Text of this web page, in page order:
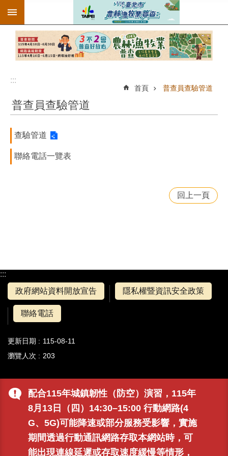
跳到主要內容區塊
配合115年城鎮韌性（防空）演習，115年
8月13日（四）14:30–15:00 行動網路(4
G、5G)可能降速或部分服務受影響，實施
期間透過行動通訊網路存取本網站時，可
能出現連線延遲或存取速度緩慢等情形，
:::
首頁 普查員查驗管道
普查員查驗管道
查驗管道
聯絡電話一覽表
回上一頁
:::
政府網站資料開放宣告
隱私權暨資訊安全政策
聯絡電話
更新日期
115-08-11
瀏覽人次
203